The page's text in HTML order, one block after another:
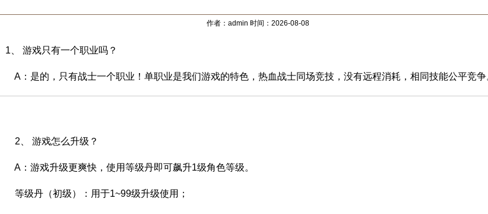
作者：admin 时间：2026-08-08
1、 游戏只有一个职业吗？
A：是的，只有战士一个职业！单职业是我们游戏的特色，热血战士同场竞技，没有远程消耗，相同技能公平竞争
2、 游戏怎么升级？
A：游戏升级更爽快，使用等级丹即可飙升1级角色等级。
等级丹（初级）：用于1~99级升级使用；